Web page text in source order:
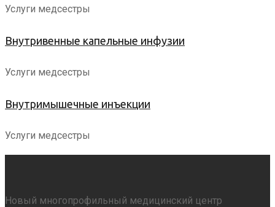
Услуги медсестры
Внутривенные капельные инфузии
Услуги медсестры
Внутримышечные инъекции
Услуги медсестры
Новый многопрофильный медицинский центр